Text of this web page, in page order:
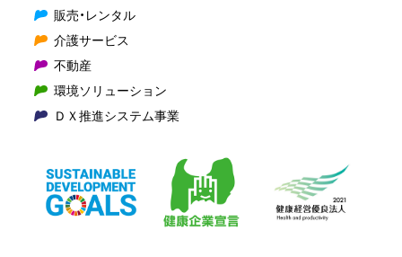
販売・レンタル
介護サービス
不動産
環境ソリューション
ＤＸ推進システム事業